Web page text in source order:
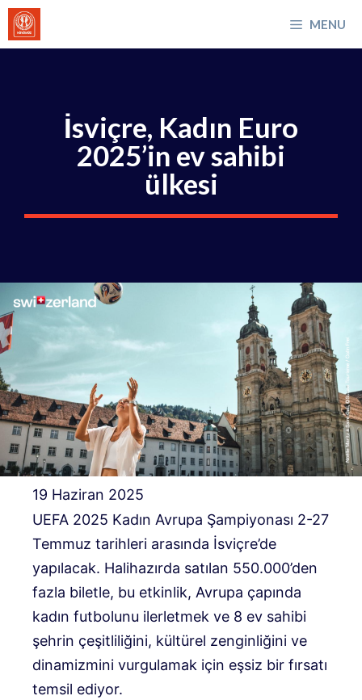
İçeriğe
atla
MENU
İsviçre, Kadın Euro
2025’in ev sahibi
ülkesi
19 Haziran 2025
UEFA 2025 Kadın Avrupa Şampiyonası 2-27
Temmuz tarihleri ​​arasında İsviçre’de
yapılacak. Halihazırda satılan 550.000’den
fazla biletle, bu etkinlik, Avrupa çapında
kadın futbolunu ilerletmek ve 8 ev sahibi
şehrin çeşitliliğini, kültürel zenginliğini ve
dinamizmini vurgulamak için eşsiz bir fırsatı
temsil ediyor.